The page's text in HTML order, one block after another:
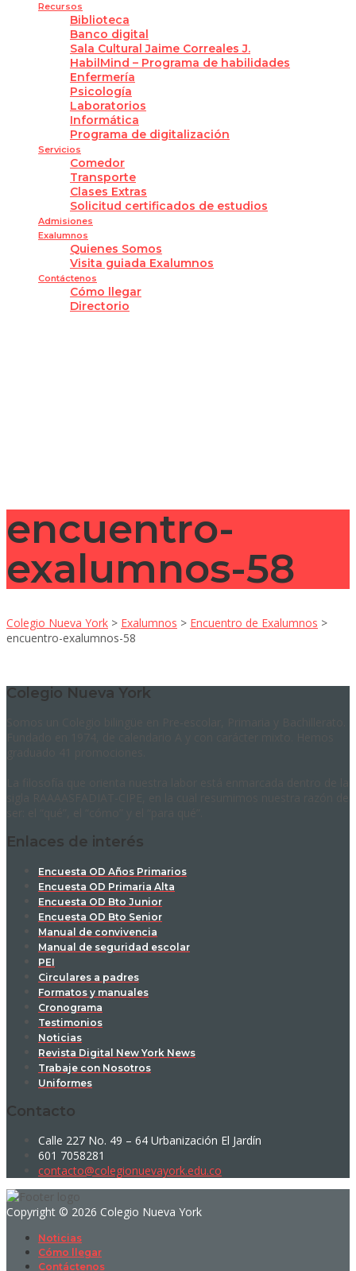
Recursos
Biblioteca
Banco digital
Sala Cultural Jaime Correales J.
HabilMind – Programa de habilidades
Enfermería
Psicología
Laboratorios
Informática
Programa de digitalización
Servicios
Comedor
Transporte
Clases Extras
Solicitud certificados de estudios
Admisiones
Exalumnos
Quienes Somos
Visita guiada Exalumnos
Contáctenos
Cómo llegar
Directorio
encuentro-
exalumnos-58
Colegio Nueva York > Exalumnos > Encuentro de Exalumnos >
encuentro-exalumnos-58
Colegio Nueva York
Enlaces de interés
Encuesta OD Años Primarios
Encuesta OD Primaria Alta
Encuesta OD Bto Junior
Encuesta OD Bto Senior
Manual de convivencia
Manual de seguridad escolar
PEI
Circulares a padres
Formatos y manuales
Cronograma
Testimonios
Noticias
Revista Digital New York News
Trabaje con Nosotros
Uniformes
Contacto
Calle 227 No. 49 – 64 Urbanización El Jardín
601 7058281
contacto@colegionuevayork.edu.co
Copyright © 2026 Colegio Nueva York
Noticias
Cómo llegar
Contáctenos